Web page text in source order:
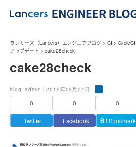
ランサーズ（Lancers）エンジニアブログ > CI > CircleCI
アップデート > cake28check
cake28check
blog_admin｜2019年03月04日
0
Twitter
0
Facebook
0
Ｂ! Bookmark